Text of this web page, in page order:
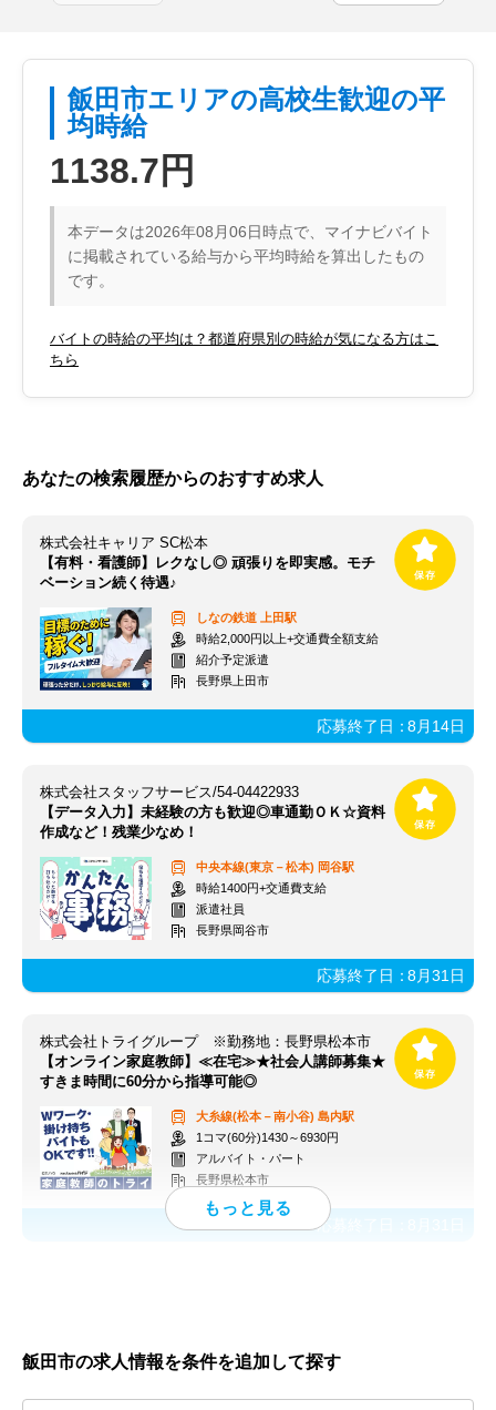
飯田市エリアの高校生歓迎の平
均時給
1138.7円
本データは2026年08月06日時点で、マイナビバイト
に掲載されている給与から平均時給を算出したもの
です。
バイトの時給の平均は？都道府県別の時給が気になる方はこ
ちら
あなたの検索履歴からのおすすめ求人
株式会社キャリア SC松本
【有料・看護師】レクなし◎ 頑張りを即実感。モチ
ベーション続く待遇♪
しなの鉄道
上田駅
時給2,000円以上+交通費全額支給
紹介予定派遣
長野県上田市
応募終了日：8月14日
株式会社スタッフサービス/54-04422933
【データ入力】未経験の方も歓迎◎車通勤ＯＫ☆資料
作成など！残業少なめ！
中央本線(東京－松本) 岡谷駅
時給1400円+交通費支給
派遣社員
長野県岡谷市
応募終了日：8月31日
株式会社トライグループ ※勤務地：長野県松本市
【オンライン家庭教師】≪在宅≫★社会人講師募集★
すきま時間に60分から指導可能◎
大糸線(松本－南小谷) 島内駅
1コマ(60分)1430～6930円
アルバイト・パート
長野県松本市
応募終了日：
飯田市の求人情報を条件を追加して探す